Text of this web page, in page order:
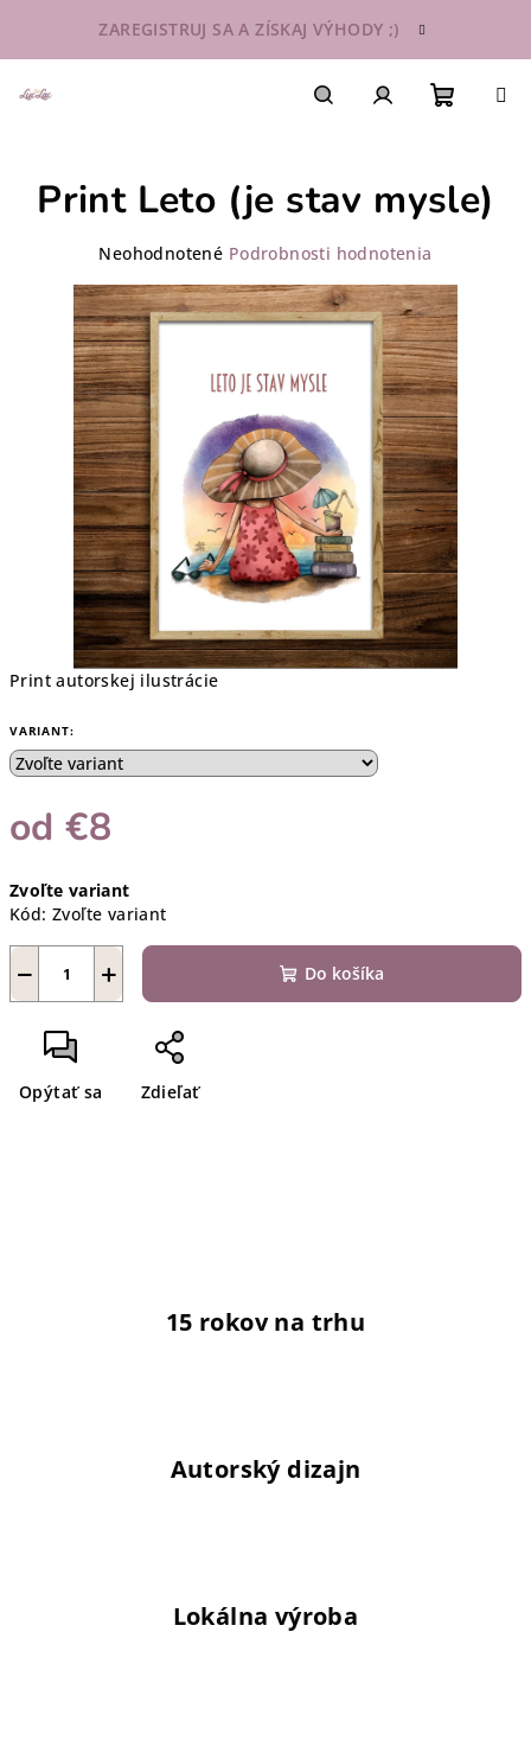
obsah
ZAREGISTRUJ SA A ZÍSKAJ VÝHODY ;)
košík
Print autorskej ilustrácie
VARIANT:
od€8
cena:
Zvoľte variant
Kód: Zvoľte variant
+
− Do košíka
Opýtať sa Zdieľať
Print Leto (je stav mysle)
Priemerné
produktu
je
0,0
z
5
hviezdičiek.
Neohodnotené Podrobnosti hodnotenia
15 rokov na trhu
Autorský dizajn
Lokálna výroba